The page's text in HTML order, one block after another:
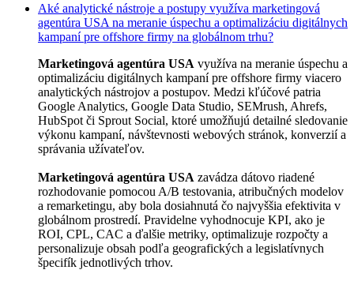
Aké analytické nástroje a postupy využíva marketingová
agentúra USA na meranie úspechu a optimalizáciu digitálnych
kampaní pre offshore firmy na globálnom trhu?
Marketingová agentúra USA využíva na meranie úspechu a
optimalizáciu digitálnych kampaní pre offshore firmy viacero
analytických nástrojov a postupov. Medzi kľúčové patria
Google Analytics, Google Data Studio, SEMrush, Ahrefs,
HubSpot či Sprout Social, ktoré umožňujú detailné sledovanie
výkonu kampaní, návštevnosti webových stránok, konverzií a
správania užívateľov.
Marketingová agentúra USA zavádza dátovo riadené
rozhodovanie pomocou A/B testovania, atribučných modelov
a remarketingu, aby bola dosiahnutá čo najvyššia efektivita v
globálnom prostredí. Pravidelne vyhodnocuje KPI, ako je
ROI, CPL, CAC a ďalšie metriky, optimalizuje rozpočty a
personalizuje obsah podľa geografických a legislatívnych
špecifík jednotlivých trhov.